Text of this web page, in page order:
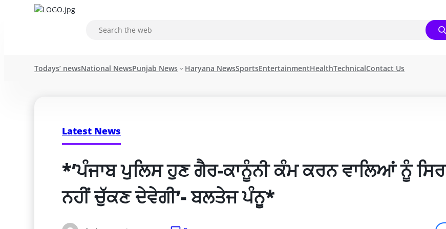
Todays’ newsNational NewsPunjab News Haryana NewsSportsEntertainmentHealthTechnicalContact Us
Latest News
*’ਪੰਜਾਬ ਪੁਲਿਸ ਹੁਣ ਗੈਰ-ਕਾਨੂੰਨੀ ਕੰਮ ਕਰਨ ਵਾਲਿਆਂ ਨੂੰ ਸਿਰ
ਨਹੀਂ ਚੁੱਕਣ ਦੇਵੇਗੀ’- ਬਲਤੇਜ ਪੰਨੂ*